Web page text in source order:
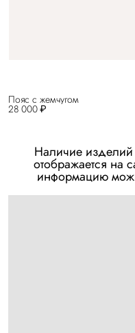
28 000 ₽
Пояс с жемчугом
Наличие изделий
отображается на
информацию